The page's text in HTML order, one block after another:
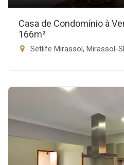
Casa de Condomínio à
166m²
Setlife Mirassol, Mirassol-